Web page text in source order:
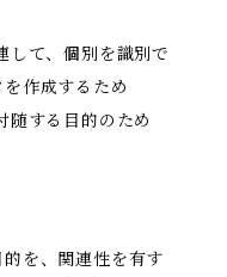
して、個別を識別で
作成するため
随する目的のため
を、関連性を有す